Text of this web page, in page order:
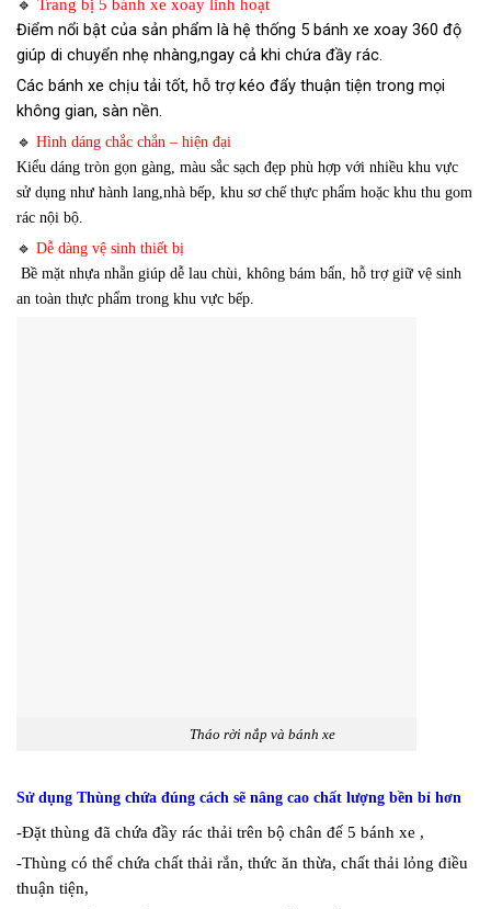
🔹 Trang bị 5 bánh xe xoay linh hoạt
Điểm nổi bật của sản phẩm là hệ thống 5 bánh xe xoay 360 độ
giúp di chuyển nhẹ nhàng,ngay cả khi chứa đầy rác.
Các bánh xe chịu tải tốt, hỗ trợ kéo đẩy thuận tiện trong mọi
không gian, sàn nền.
🔹 Hình dáng chắc chắn – hiện đại
Kiểu dáng tròn gọn gàng, màu sắc sạch đẹp phù hợp với nhiều khu vực
sử dụng như hành lang,nhà bếp, khu sơ chế thực phẩm hoặc khu thu gom
rác nội bộ.
🔹 Dễ dàng vệ sinh thiết bị
Bề mặt nhựa nhẵn giúp dễ lau chùi, không bám bẩn, hỗ trợ giữ vệ sinh
an toàn thực phẩm trong khu vực bếp.
Tháo rời nắp và bánh xe
Sử dụng Thùng chứa đúng cách sẽ nâng cao chất lượng bền bỉ hơn
-Đặt thùng đã chứa đầy rác thải trên bộ chân đế 5 bánh xe ,
-Thùng có thể chứa chất thải rắn, thức ăn thừa, chất thải lỏng điều
thuận tiện,